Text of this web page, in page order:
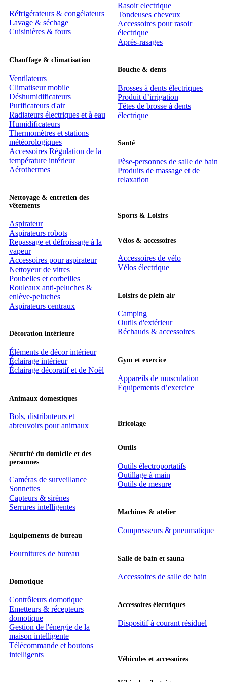
Réfrigérateurs & congélateurs
Lavage & séchage
Cuisinières & fours
Chauffage & climatisation
Ventilateurs
Climatiseur mobile
Déshumidificateurs
Purificateurs d'air
Radiateurs électriques et à eau
Humidificateurs
Thermomètres et stations
météorologiques
Accessoires Régulation de la
température intérieur
Aérothermes
Nettoyage & entretien des
vêtements
Aspirateur
Aspirateurs robots
Repassage et défroissage à la
vapeur
Accessoires pour aspirateur
Nettoyeur de vitres
Poubelles et corbeilles
Rouleaux anti-peluches &
enlève-peluches
Aspirateurs centraux
Décoration intérieure
Éléments de décor intérieur
Éclairage intérieur
Éclairage décoratif et de Noël
Animaux domestiques
Bols, distributeurs et
abreuvoirs pour animaux
Sécurité du domicile et des
personnes
Caméras de surveillance
Sonnettes
Capteurs & sirènes
Serrures intelligentes
Equipements de bureau
Fournitures de bureau
Domotique
Contrôleurs domotique
Emetteurs & récepteurs
domotique
Gestion de l'énergie de la
maison intelligente
Télécommande et boutons
intelligents
Rasoir electrique
Tondeuses cheveux
Accessoires pour rasoir
électrique
Après-rasages
Bouche & dents
Brosses à dents électriques
Produit d’irrigation
Têtes de brosse à dents
électrique
Santé
Pèse-personnes de salle de bain
Produits de massage et de
relaxation
Sports & Loisirs
Vélos & accessoires
Accessoires de vélo
Vélos électrique
Loisirs de plein air
Camping
Outils d'extérieur
Réchauds & accessoires
Gym et exercice
Appareils de musculation
Équipements d’exercice
Bricolage
Outils
Outils électroportatifs
Outillage à main
Outils de mesure
Machines & atelier
Compresseurs & pneumatique
Salle de bain et sauna
Accessoires de salle de bain
Accessoires électriques
Dispositif à courant résiduel
Véhicules et accessoires